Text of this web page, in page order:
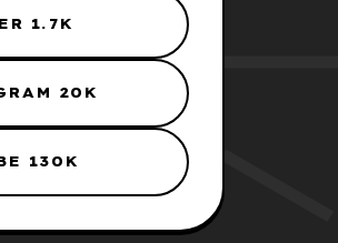
TWITTER 1.7K
INSTAGRAM 20K
YOUTUBE 130K